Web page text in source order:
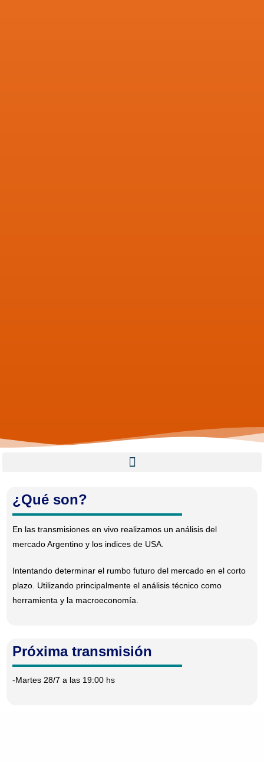
¿Qué son?
En las transmisiones en vivo realizamos un análisis del
mercado Argentino y los indices de USA.
Intentando determinar el rumbo futuro del mercado en el corto
plazo. Utilizando principalmente el análisis técnico como
herramienta y la macroeconomía.
Próxima transmisión
-Martes 28/7 a las 19:00 hs